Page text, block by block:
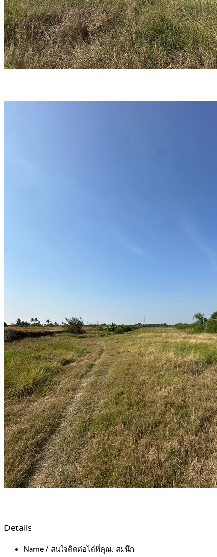
Details
Name / สนใจติดต่อได้ที่คุณ: สมนึก